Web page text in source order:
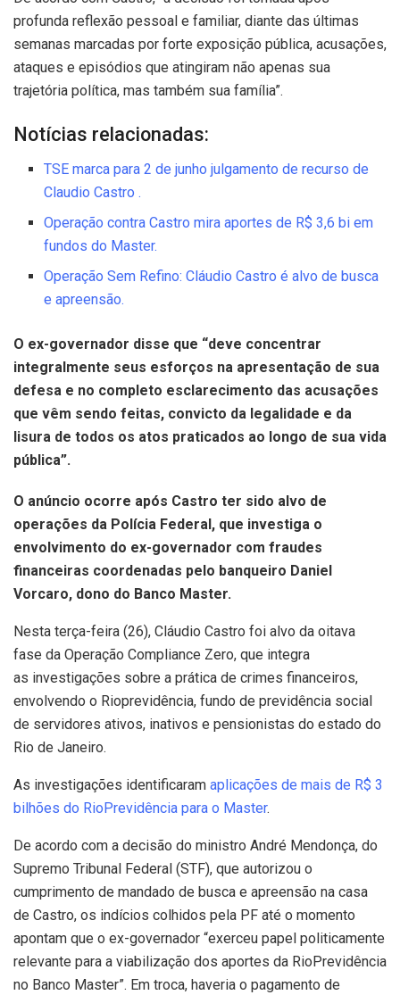
profunda reflexão pessoal e familiar, diante das últimas
semanas marcadas por forte exposição pública, acusações,
ataques e episódios que atingiram não apenas sua
trajetória política, mas também sua família”.
Notícias relacionadas:
TSE marca para 2 de junho julgamento de recurso de
Claudio Castro .
Operação contra Castro mira aportes de R$ 3,6 bi em
fundos do Master.
Operação Sem Refino: Cláudio Castro é alvo de busca
e apreensão.
O ex-governador disse que “deve concentrar
integralmente seus esforços na apresentação de sua
defesa e no completo esclarecimento das acusações
que vêm sendo feitas, convicto da legalidade e da
lisura de todos os atos praticados ao longo de sua vida
pública”.
O anúncio ocorre após Castro ter sido alvo de
operações da Polícia Federal, que investiga o
envolvimento do ex-governador com fraudes
financeiras coordenadas pelo banqueiro Daniel
Vorcaro, dono do Banco Master.
Nesta terça-feira (26), Cláudio Castro foi alvo da oitava
fase da Operação Compliance Zero, que integra
as investigações sobre a prática de crimes financeiros,
envolvendo o Rioprevidência, fundo de previdência social
de servidores ativos, inativos e pensionistas do estado do
Rio de Janeiro.
As investigações identificaram aplicações de mais de R$ 3
bilhões do RioPrevidência para o Master.
De acordo com a decisão do ministro André Mendonça, do
Supremo Tribunal Federal (STF), que autorizou o
cumprimento de mandado de busca e apreensão na casa
de Castro, os indícios colhidos pela PF até o momento
apontam que o ex-governador “exerceu papel politicamente
relevante para a viabilização dos aportes da RioPrevidência
no Banco Master”. Em troca, haveria o pagamento de